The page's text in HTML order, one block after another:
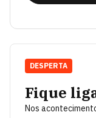
Fique
Nos
DESPERTA